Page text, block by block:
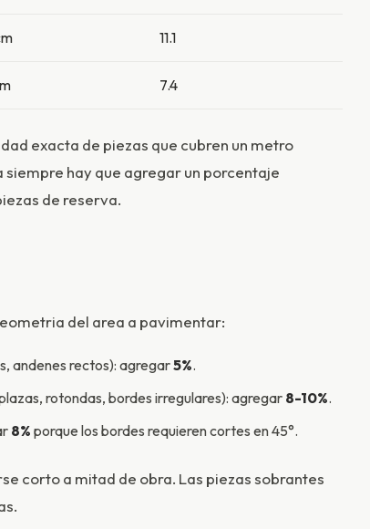
11.1
7.4
exacta de piezas que cubren un metro
siempre hay que agregar un porcentaje
de reserva.
del area a pavimentar:
andenes rectos): agregar5%.
rotondas, bordes irregulares): agregar 8-10%.
8% porque los bordes requieren cortes en 45°.
corto a mitad de obra. Las piezas sobrantes